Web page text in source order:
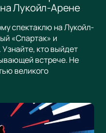
Лукойл-Арене
спектаклю на Лукойл-
«Спартак» и
кто выйдет
встрече. Не
великого